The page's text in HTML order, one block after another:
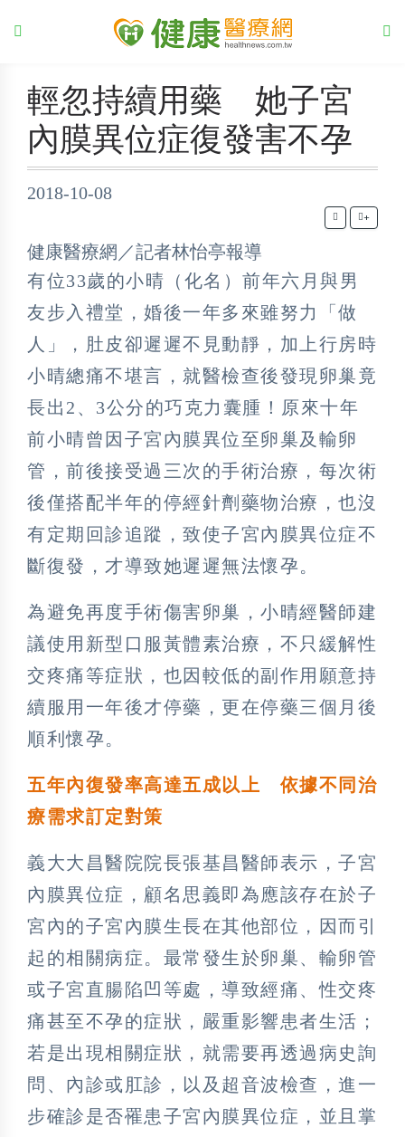
輕忽持續用藥 她子宮
內膜異位症復發害不孕
2018-10-08
+
健康醫療網／記者林怡亭報導
有位33歲的小晴（化名）前年六月與男
友步入禮堂，婚後一年多來雖努力「做
人」，肚皮卻遲遲不見動靜，加上行房時
小晴總痛不堪言，就醫檢查後發現卵巢竟
長出2、3公分的巧克力囊腫！原來十年
前小晴曾因子宮內膜異位至卵巢及輸卵
管，前後接受過三次的手術治療，每次術
後僅搭配半年的停經針劑藥物治療，也沒
有定期回診追蹤，致使子宮內膜異位症不
斷復發，才導致她遲遲無法懷孕。
為避免再度手術傷害卵巢，小晴經醫師建
議使用新型口服黃體素治療，不只緩解性
交疼痛等症狀，也因較低的副作用願意持
續服用一年後才停藥，更在停藥三個月後
順利懷孕。
五年內復發率高達五成以上 依據不同治
療需求訂定對策
義大大昌醫院院長張基昌醫師表示，子宮
內膜異位症，顧名思義即為應該存在於子
宮內的子宮內膜生長在其他部位，因而引
起的相關病症。最常發生於卵巢、輸卵管
或子宮直腸陷凹等處，導致經痛、性交疼
痛甚至不孕的症狀，嚴重影響患者生活；
若是出現相關症狀，就需要再透過病史詢
問、內診或肛診，以及超音波檢查，進一
步確診是否罹患子宮內膜異位症，並且掌